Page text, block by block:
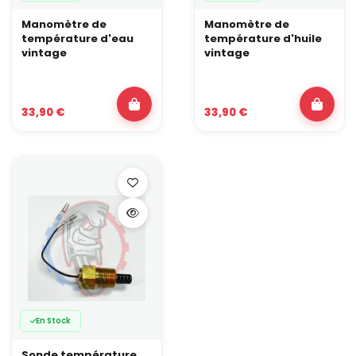
Manomètre de
température d'eau
vintage
33,90 €
Manomètre de
température d'huile
vintage
33,90 €
En Stock